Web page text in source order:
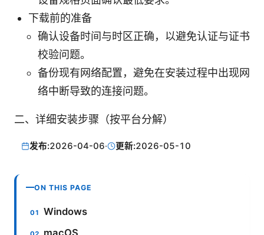
下载前的准备
确认设备时间与时区正确，以避免认证与证书
校验问题。
备份现有网络配置，避免在安装过程中出现网
络中断导致的连接问题。
二、详细安装步骤（按平台分解）
发布:2026-04-06· 更新:2026-05-10
ON THIS PAGE
Windows
macOS